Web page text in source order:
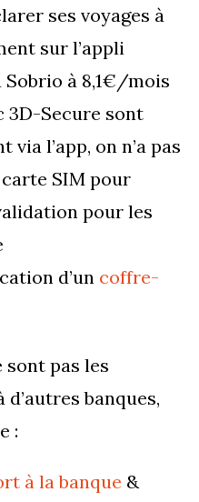
ses voyages à
sur l’appli
Sobrio à 8,1€/mois
3D-Secure sont
l’app, on n’a pas
carte SIM pour
pour les
d’un coffre-
sont pas les
banques,
:
à la banque &